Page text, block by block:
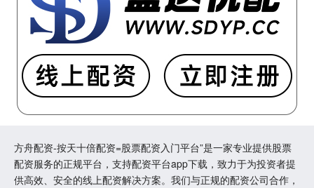
方舟配资-按天十倍配资=股票配资入门平台”是一家专业提供股票
配资服务的正规平台，支持配资平台app下载，致力于为投资者提
供高效、安全的线上配资解决方案。我们与正规的配资公司合作，